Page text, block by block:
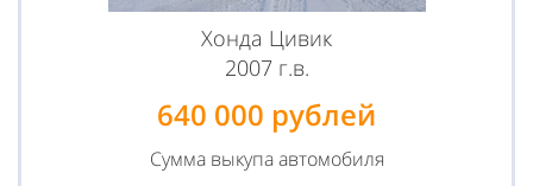
Хонда Цивик
2007 г.в.
640 000 рублей
Сумма выкупа автомобиля